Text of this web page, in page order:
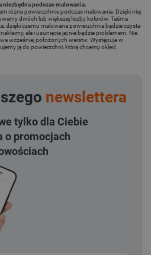
niezbędna podczas malowania.
różne powierzchnie podczas malowania. Dzięki niej
dwóch lub większej liczby kolorów. Taśma
dzięki czemu malowana powierzchnia będzie czysta
ale i usunięcie jej nie będzie problemem. Nie
wcześniej położonych warstw. Występuje w
ją do powierzchni, którą chcemy okleić.
newslettera
tylko dla Ciebie
o promocjach